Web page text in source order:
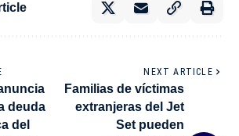
deuda
del
NEXT ARTICLE
Familias de víctimas
extranjeras del Jet
Set pueden